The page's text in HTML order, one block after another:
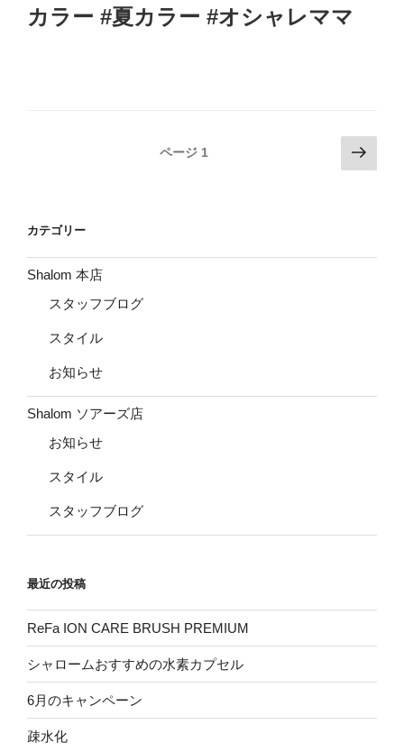
カラー #夏カラー #オシャレママ
ビ
ー
ページ 1
次
の
カテゴリー
Shalom 本店
スタッフブログ
スタイル
お知らせ
Shalom ソアーズ店
お知らせ
スタイル
スタッフブログ
最近の投稿
ReFa ION CARE BRUSH PREMIUM
シャロームおすすめの水素カプセル
6月のキャンペーン
疎水化